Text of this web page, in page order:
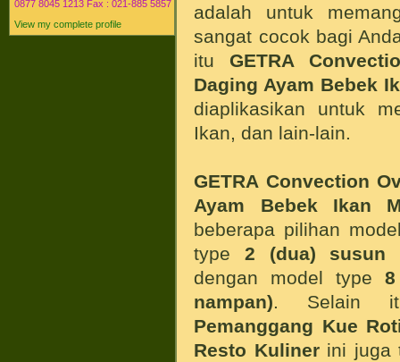
0877 8045 1213 Fax : 021-885 5857
View my complete profile
adalah untuk
sangat cocok bagi
itu GETRA
Daging Ayam Bebek
diaplikasikan untuk
Ikan, dan lain-lain.
GETRA Convection
Ayam Bebek Ikan
beberapa pilihan
type 2 (dua) susun
dengan model type
nampan) . Selain
Pemanggang Kue
Resto Kuliner ini juga